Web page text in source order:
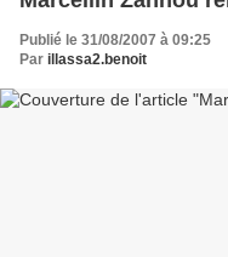
Publié le 31/08/2007 à 09:25
Par illassa2.benoit